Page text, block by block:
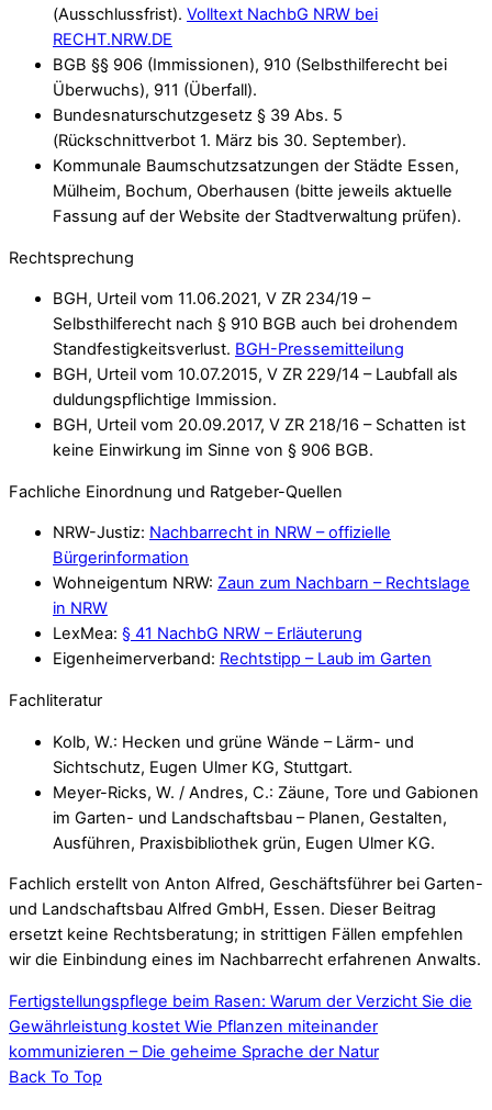
(Ausschlussfrist). Volltext NachbG NRW bei
RECHT.NRW.DE
BGB §§ 906 (Immissionen), 910 (Selbsthilferecht bei
Überwuchs), 911 (Überfall).
Bundesnaturschutzgesetz § 39 Abs. 5
(Rückschnittverbot 1. März bis 30. September).
Kommunale Baumschutzsatzungen der Städte Essen,
Mülheim, Bochum, Oberhausen (bitte jeweils aktuelle
Fassung auf der Website der Stadtverwaltung prüfen).
Rechtsprechung
BGH, Urteil vom 11.06.2021, V ZR 234/19 –
Selbsthilferecht nach § 910 BGB auch bei drohendem
Standfestigkeitsverlust. BGH-Pressemitteilung
BGH, Urteil vom 10.07.2015, V ZR 229/14 – Laubfall als
duldungspflichtige Immission.
BGH, Urteil vom 20.09.2017, V ZR 218/16 – Schatten ist
keine Einwirkung im Sinne von § 906 BGB.
Fachliche Einordnung und Ratgeber-Quellen
NRW-Justiz: Nachbarrecht in NRW – offizielle
Bürgerinformation
Wohneigentum NRW: Zaun zum Nachbarn – Rechtslage
in NRW
LexMea: § 41 NachbG NRW – Erläuterung
Eigenheimerverband: Rechtstipp – Laub im Garten
Fachliteratur
Kolb, W.: Hecken und grüne Wände – Lärm- und
Sichtschutz, Eugen Ulmer KG, Stuttgart.
Meyer-Ricks, W. / Andres, C.: Zäune, Tore und Gabionen
im Garten- und Landschaftsbau – Planen, Gestalten,
Ausführen, Praxisbibliothek grün, Eugen Ulmer KG.
Fachlich erstellt von Anton Alfred, Geschäftsführer bei Garten-
und Landschaftsbau Alfred GmbH, Essen. Dieser Beitrag
ersetzt keine Rechtsberatung; in strittigen Fällen empfehlen
wir die Einbindung eines im Nachbarrecht erfahrenen Anwalts.
Fertigstellungspflege beim Rasen: Warum der Verzicht Sie die
Gewährleistung kostet Wie Pflanzen miteinander
kommunizieren – Die geheime Sprache der Natur
Back To Top